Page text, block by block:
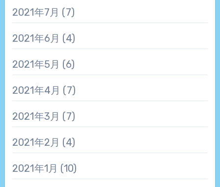
2021年7月 (7)
2021年6月 (4)
2021年5月 (6)
2021年4月 (7)
2021年3月 (7)
2021年2月 (4)
2021年1月 (10)